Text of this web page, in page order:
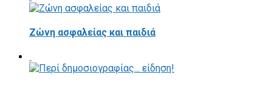
Ζώνη ασφαλείας και παιδιά